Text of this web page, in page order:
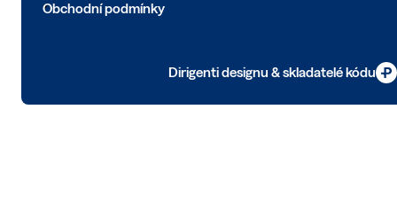
Obchodní podmínky
Dirigenti designu & skladatelé kódu